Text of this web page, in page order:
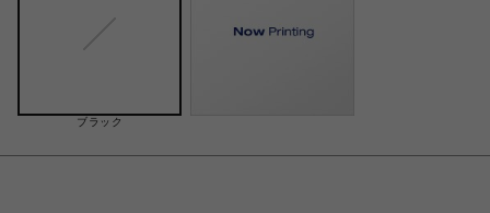
ブラック